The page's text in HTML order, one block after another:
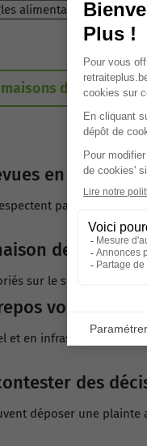
alimentaires et
de repos en
en cas de
pas les
de repos est
sur le site officiel de
vont-ils
et en infrastructure
des
déposer une